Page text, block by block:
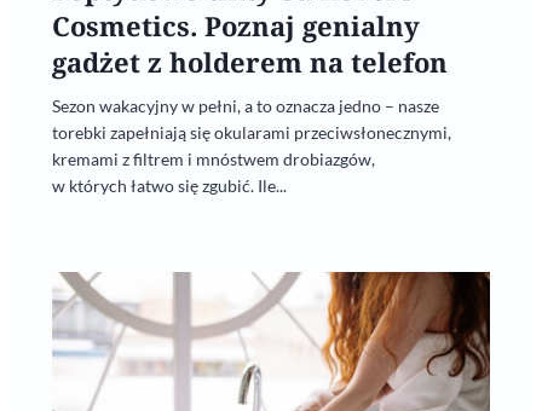
Cosmetics. Poznaj genialny
gadżet z holderem na telefon
Sezon wakacyjny w pełni, a to oznacza jedno – nasze
torebki zapełniają się okularami przeciwsłonecznymi,
kremami z filtrem i mnóstwem drobiazgów,
w których łatwo się zgubić. Ile...